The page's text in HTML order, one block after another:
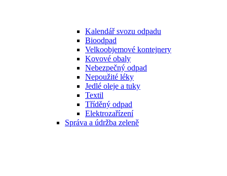
Kalendář svozu odpadu
Bioodpad
Velkoobjemové kontejnery
Kovové obaly
Nebezpečný odpad
Nepoužité léky
Jedlé oleje a tuky
Textil
Tříděný odpad
Elektrozařízení
Správa a údržba zeleně